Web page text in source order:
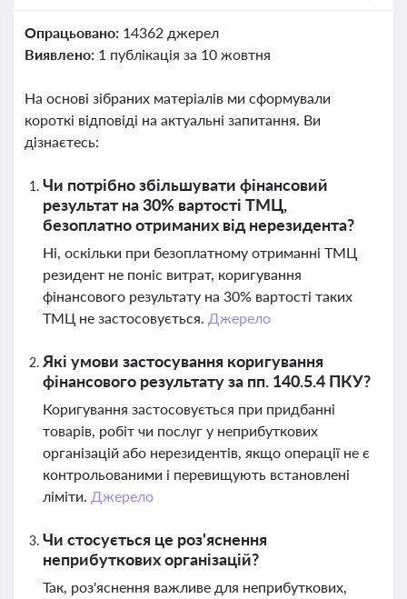
Опрацьовано: 14362 джерел
Виявлено: 1 публікація за 10 жовтня
На основі зібраних матеріалів ми сформували
короткі відповіді на актуальні запитання. Ви
дізнаєтесь:
Чи потрібно збільшувати фінансовий
результат на 30% вартості ТМЦ,
безоплатно отриманих від нерезидента?
Ні, оскільки при безоплатному отриманні ТМЦ
резидент не поніс витрат, коригування
фінансового результату на 30% вартості таких
ТМЦ не застосовується. Джерело
Які умови застосування коригування
фінансового результату за пп. 140.5.4 ПКУ?
Коригування застосовується при придбанні
товарів, робіт чи послуг у неприбуткових
організацій або нерезидентів, якщо операції не є
контрольованими і перевищують встановлені
ліміти. Джерело
Чи стосується це роз'яснення
неприбуткових організацій?
Так, роз'яснення важливе для неприбуткових,